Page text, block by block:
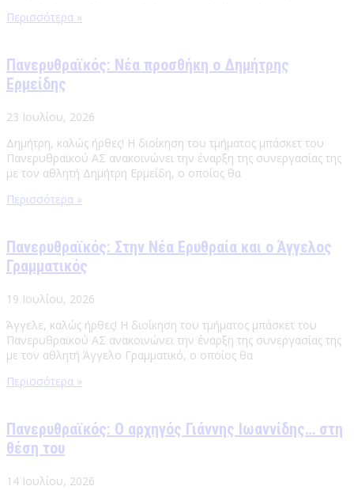
Περισσότερα »
Πανερυθραϊκός: Νέα προσθήκη ο Δημήτρης
Ερμείδης
23 Ιουλίου, 2026
Δημήτρη, καλώς ήρθες! Η διοίκηση του τμήματος μπάσκετ του
Πανερυθραϊκού ΑΣ ανακοινώνει την έναρξη της συνεργασίας της
με τον αθλητή Δημήτρη Ερμείδη, ο οποίος θα
Περισσότερα »
Πανερυθραϊκός: Στην Νέα Ερυθραία και ο Άγγελος
Γραμματικός
19 Ιουλίου, 2026
Άγγελε, καλώς ήρθες! Η διοίκηση του τμήματος μπάσκετ του
Πανερυθραϊκού ΑΣ ανακοινώνει την έναρξη της συνεργασίας της
με τον αθλητή Άγγελο Γραμματικό, ο οποίος θα
Περισσότερα »
Πανερυθραϊκός: Ο αρχηγός Γιάννης Ιωαννίδης… στη
θέση του
14 Ιουλίου, 2026